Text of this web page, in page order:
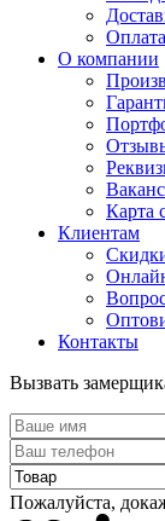
О компании
Карта
Клиентам
Контакты
Вызвать
Пожалуйста,